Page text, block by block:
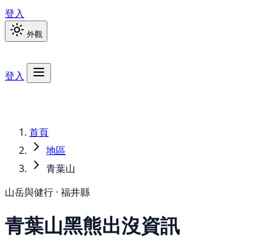
登入
外觀
登入
首頁
地區
青葉山
山岳與健行 · 福井縣
青葉山黑熊出沒資訊